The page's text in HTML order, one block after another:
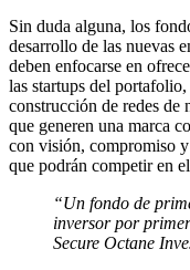
Sin duda alguna, los
desarrollo de las nuevas
deben enfocarse en
las startups del
construcción de redes de
que generen una marca
con visión, compromiso
que podrán competir en
“Un fondo de
inversor por
Secure Octane